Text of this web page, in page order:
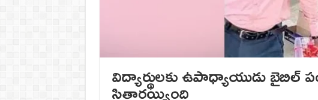
విద్యార్థులకు ఉపాధ్యాయుడు బైబిల్
సితారయ్యింది